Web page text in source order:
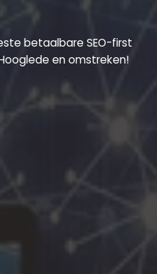
betaalbare SEO-first
en omstreken!